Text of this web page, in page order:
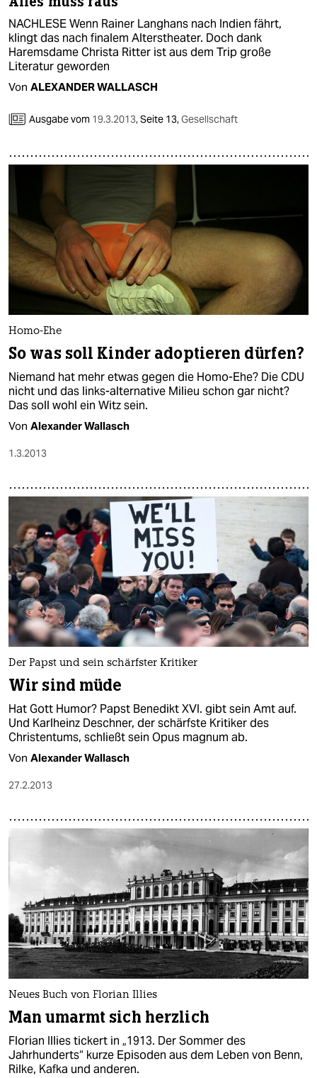
NACHLESE Wenn Rainer Langhans nach Indien fährt,
klingt das nach finalem Alterstheater. Doch dank
Haremsdame Christa Ritter ist aus dem Trip große
Literatur geworden
Von ALEXANDER WALLASCH
Ausgabe vom 19.3.2013,Seite 13,Gesellschaft
Homo-Ehe
So was soll Kinder adoptieren dürfen?
Niemand hat mehr etwas gegen die Homo-Ehe? Die CDU
nicht und das links-alternative Milieu schon gar nicht?
Das soll wohl ein Witz sein.
Von Alexander Wallasch
1.3.2013
Der Papst und sein schärfster Kritiker
Wir sind müde
Hat Gott Humor? Papst Benedikt XVI. gibt sein Amt auf.
Und Karlheinz Deschner, der schärfste Kritiker des
Christentums, schließt sein Opus magnum ab.
Von Alexander Wallasch
27.2.2013
Neues Buch von Florian Illies
Man umarmt sich herzlich
Florian Illies tickert in „1913. Der Sommer des
Jahrhunderts“ kurze Episoden aus dem Leben von Benn,
Rilke, Kafka und anderen.